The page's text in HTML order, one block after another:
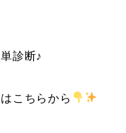
診断♪
こちらから